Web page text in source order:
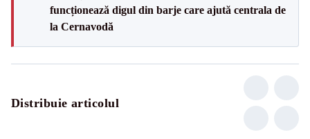
funcționează digul din barje care ajută centrala de
la Cernavodă
Distribuie articolul